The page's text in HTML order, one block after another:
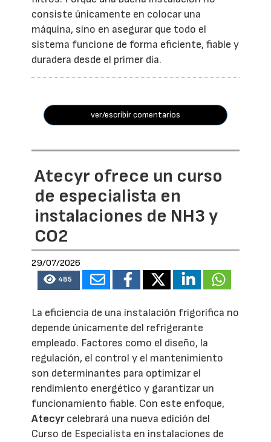
consiste únicamente en colocar una
máquina, sino en asegurar que todo el
sistema funcione de forma eficiente, fiable y
duradera desde el primer día.
ver/escribir comentarios
Atecyr ofrece un curso
de especialista en
instalaciones de NH3 y
CO2
29/07/2026
485
La eficiencia de una instalación frigorífica no
depende únicamente del refrigerante
empleado. Factores como el diseño, la
regulación, el control y el mantenimiento
son determinantes para optimizar el
rendimiento energético y garantizar un
funcionamiento fiable. Con este enfoque,
Atecyrcelebrará una nueva edición del
Curso de Especialista en instalaciones de